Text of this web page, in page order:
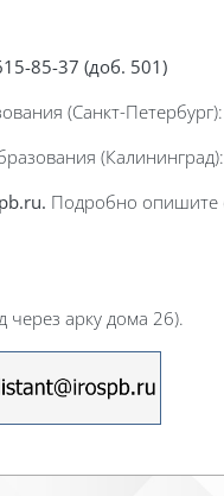
85-37 (доб. 501)
(Санкт-Петербург):
(Калининград):
Подробно опишите
через арку дома 26).